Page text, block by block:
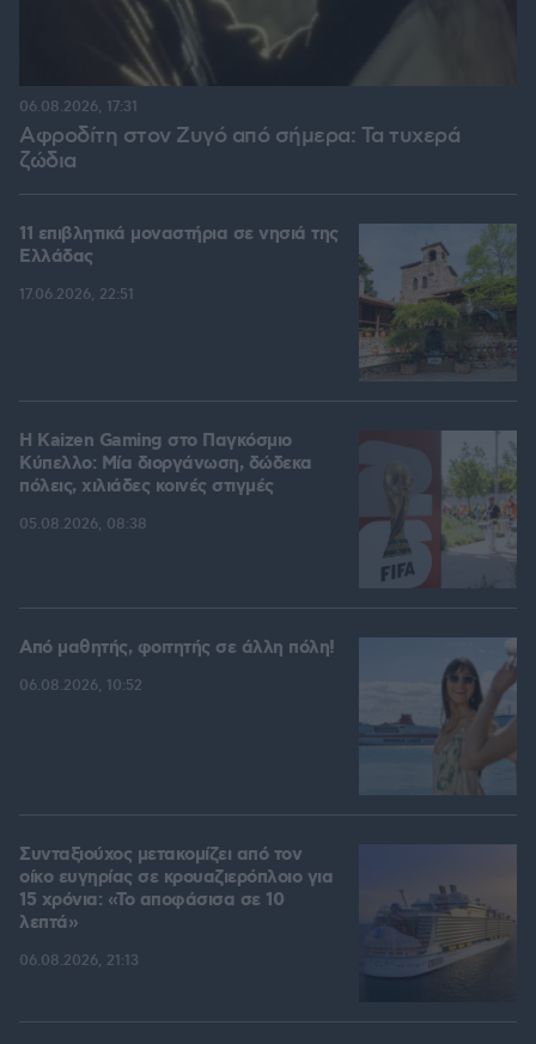
Αφροδίτη στον Ζυγό από σήμερα: Τα τυχερά
ζώδια
06.08.2026, 17:31
11 επιβλητικά μοναστήρια σε νησιά της
Ελλάδας
17.06.2026, 22:51
H Kaizen Gaming στο Παγκόσμιο
Kύπελλο: Μία διοργάνωση, δώδεκα
πόλεις, χιλιάδες κοινές στιγμές
05.08.2026, 08:38
Από μαθητής, φοιτητής σε άλλη πόλη!
06.08.2026, 10:52
Συνταξιούχος μετακομίζει από τον
οίκο ευγηρίας σε κρουαζιερόπλοιο για
15 χρόνια: «Το αποφάσισα σε 10
λεπτά»
06.08.2026, 21:13